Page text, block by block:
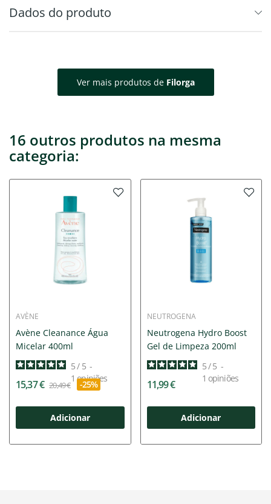
Dados do produto
Ver mais produtos de Filorga
16 outros produtos na mesma
categoria:
AVÈNE
Avène Cleanance Água
Micelar 400ml
5/ 5 -
1opiniões
15,37 € 20,49 € -25%
Adicionar
NEUTROGENA
Neutrogena Hydro Boost
Gel de Limpeza 200ml
5/ 5 -
1 opiniões
11,99 €
Adicionar